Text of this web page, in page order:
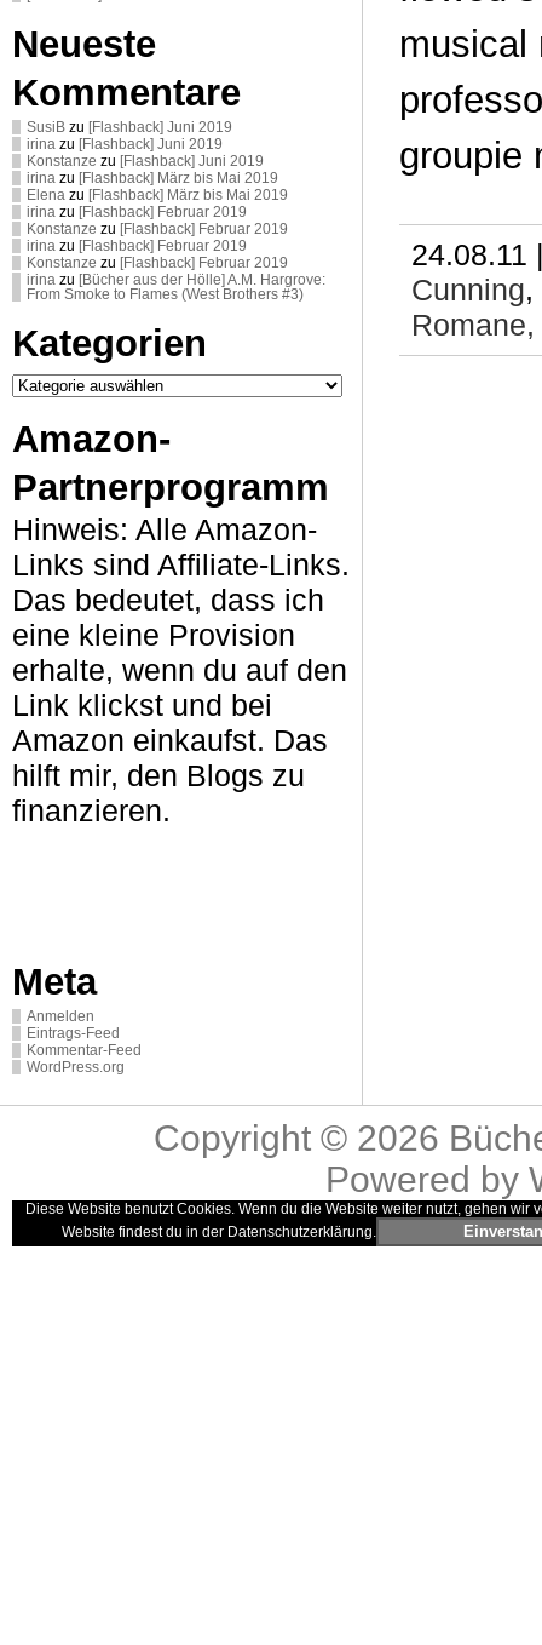
Neueste
Kommentare
SusiB zu [Flashback] Juni 2019
irina zu [Flashback] Juni 2019
Konstanze zu [Flashback] Juni 2019
irina zu [Flashback] März bis Mai 2019
Elena zu [Flashback] März bis Mai 2019
irina zu [Flashback] Februar 2019
Konstanze zu [Flashback] Februar 2019
irina zu [Flashback] Februar 2019
Konstanze zu [Flashback] Februar 2019
irina zu [Bücher aus der Hölle] A.M. Hargrove:
From Smoke to Flames (West Brothers #3)
Kategorien
Kategorien
Amazon-
Partnerprogramm
Hinweis: Alle Amazon-
Links sind Affiliate-Links.
Das bedeutet, dass ich
eine kleine Provision
erhalte, wenn du auf den
Link klickst und bei
Amazon einkaufst. Das
hilft mir, den Blogs zu
finanzieren.
Meta
Anmelden
Eintrags-Feed
Kommentar-Feed
WordPress.org
musical
groupie
24.08.11
Cunning,
Romane,
Copyright © 2026
Powered by
Diese Website benutzt Cookies. Wenn du die Website weiter nutzt, gehen
Website findest du in der Datenschutzerklärung.